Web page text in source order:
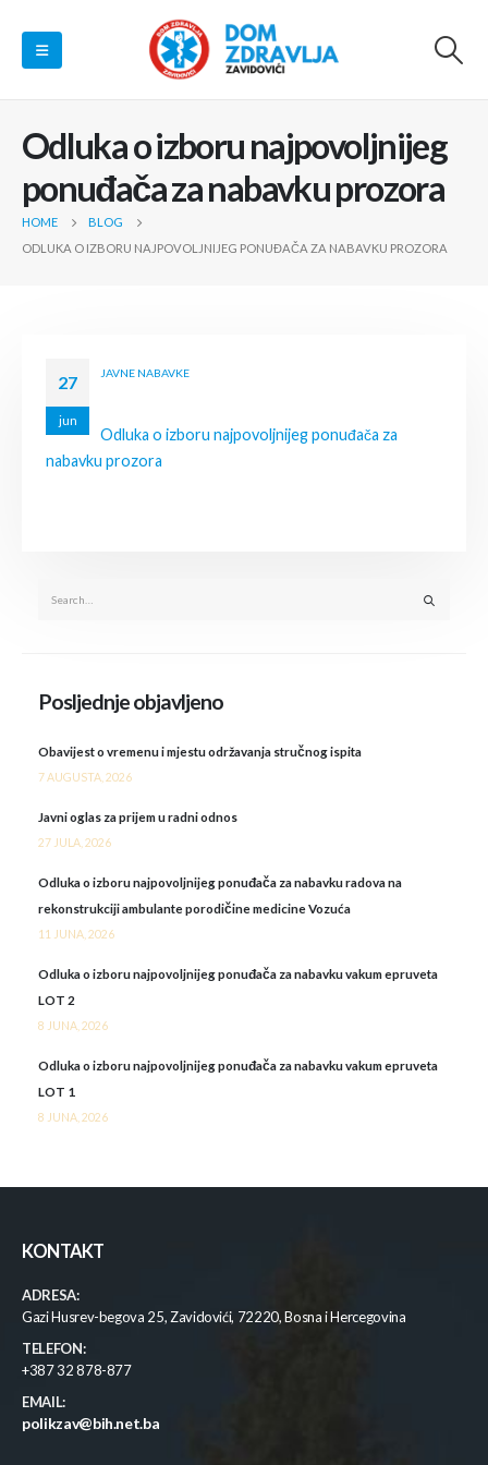
Odluka o izboru najpovoljnijeg
ponuđača za nabavku prozora
HOME
BLOG
ODLUKA O IZBORU NAJPOVOLJNIJEG PONUĐAČA ZA NABAVKU PROZORA
27
jun
JAVNE NABAVKE
Odluka o izboru najpovoljnijeg ponuđača za
nabavku prozora
Posljednje objavljeno
Obavijest o vremenu i mjestu održavanja stručnog ispita
7 AUGUSTA, 2026
Javni oglas za prijem u radni odnos
27 JULA, 2026
Odluka o izboru najpovoljnijeg ponuđača za nabavku radova na
rekonstrukciji ambulante porodičine medicine Vozuća
11 JUNA, 2026
Odluka o izboru najpovoljnijeg ponuđača za nabavku vakum epruveta
LOT 2
8 JUNA, 2026
Odluka o izboru najpovoljnijeg ponuđača za nabavku vakum epruveta
LOT 1
8 JUNA, 2026
KONTAKT
ADRESA:
Gazi Husrev-begova 25, Zavidovići, 72220, Bosna i Hercegovina
TELEFON:
+387 32 878-877
EMAIL:
polikzav@bih.net.ba